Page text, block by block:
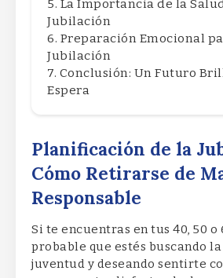
La Importancia de la
Jubilación
Preparación Emocional
Jubilación
Conclusión: Un Futuro
Espera
Planificación de la
Cómo Retirarse de
Responsable
Si te encuentras en tus 40, 50 o
probable que estés buscando
juventud y deseando sentirte